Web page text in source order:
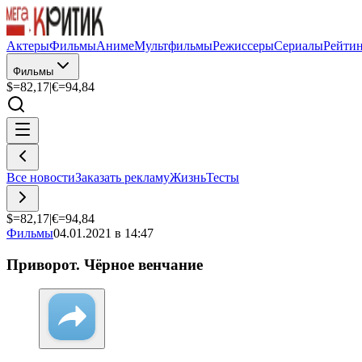
АктерыФильмыАнимеМультфильмыРежиссерыСериалы
Фильмы
$=82,17|€=94,84
Все новостиЗаказать рекламуЖизньТесты
$=82,17|€=94,84
Фильмы04.01.2021 в 14:47
Приворот. Чёрное венчание